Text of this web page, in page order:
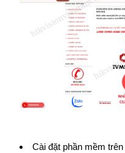
Cài đặt phần mềm